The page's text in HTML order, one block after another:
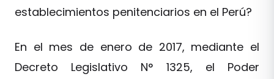
establecimientos penitenciarios en el Perú?
En el mes de enero de 2017, mediante el
Decreto Legislativo N° 1325, el Poder